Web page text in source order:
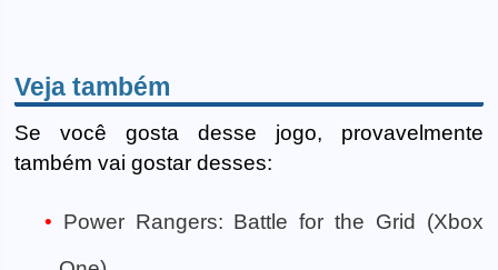
Veja também
Se você gosta desse jogo, provavelmente
também vai gostar desses:
Power Rangers: Battle for the Grid (Xbox